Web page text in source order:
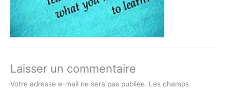
Laisser un commentaire
Votre adresse e-mail ne sera pas publiée. Les champs